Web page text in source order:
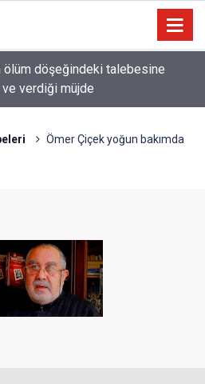
davasında rekor ceza: 567
Ömer Çiçek yoğun bakımda